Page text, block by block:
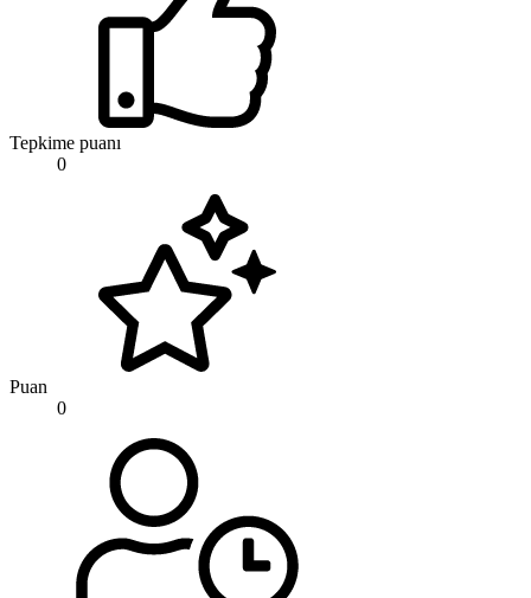
Tepkime puanı
0
Puan
0